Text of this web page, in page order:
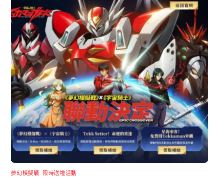
夢幻模擬戰 限時送禮活動